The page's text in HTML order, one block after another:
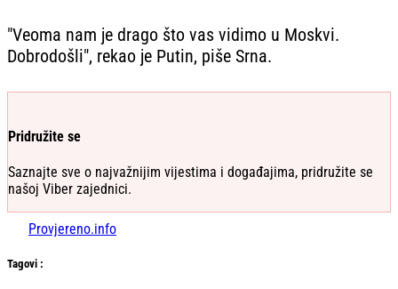
"Veoma nam je drago što vas vidimo u Moskvi.
Dobrodošli", rekao je Putin, piše Srna.
Pridružite se
Saznajte sve o najvažnijim vijestima i događajima, pridružite se
našoj Viber zajednici.
Provjereno.info
Tagovi :